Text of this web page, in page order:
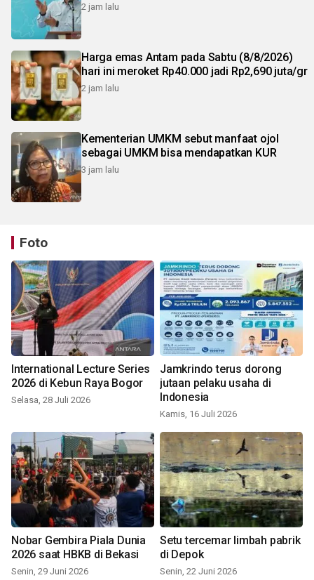
2 jam lalu
Harga emas Antam pada Sabtu (8/8/2026)
hari ini meroket Rp40.000 jadi Rp2,690 juta/gr
2 jam lalu
Kementerian UMKM sebut manfaat ojol
sebagai UMKM bisa mendapatkan KUR
3 jam lalu
Foto
International Lecture Series
2026 di Kebun Raya Bogor
Selasa, 28 Juli 2026
Jamkrindo terus dorong
jutaan pelaku usaha di
Indonesia
Kamis, 16 Juli 2026
Nobar Gembira Piala Dunia
2026 saat HBKB di Bekasi
Senin, 29 Juni 2026
Setu tercemar limbah pabrik
di Depok
Senin, 22 Juni 2026